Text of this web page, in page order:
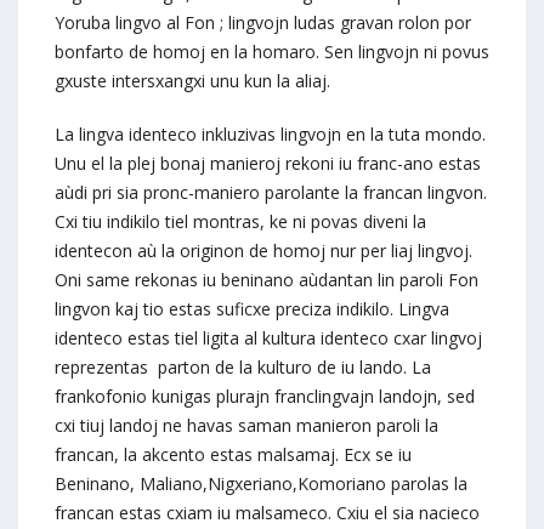
Yoruba lingvo al Fon ; lingvojn ludas gravan rolon por
bonfarto de homoj en la homaro. Sen lingvojn ni povus
gxuste intersxangxi unu kun la aliaj.
La lingva identeco inkluzivas lingvojn en la tuta mondo.
Unu el la plej bonaj manieroj rekoni iu franc-ano estas
aùdi pri sia pronc-maniero parolante la francan lingvon.
Cxi tiu indikilo tiel montras, ke ni povas diveni la
identecon aù la originon de homoj nur per liaj lingvoj.
Oni same rekonas iu beninano aùdantan lin paroli Fon
lingvon kaj tio estas suficxe preciza indikilo. Lingva
identeco estas tiel ligita al kultura identeco cxar lingvoj
reprezentas parton de la kulturo de iu lando. La
frankofonio kunigas plurajn franclingvajn landojn, sed
cxi tiuj landoj ne havas saman manieron paroli la
francan, la akcento estas malsamaj. Ecx se iu
Beninano, Maliano,Nigxeriano,Komoriano parolas la
francan estas cxiam iu malsameco. Cxiu el sia nacieco